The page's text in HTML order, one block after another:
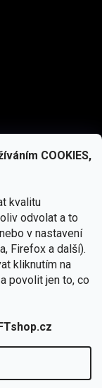
COOKIES,
kvalitu
odvolat a to
v nastavení
Firefox a další).
kliknutím na
povolit jen to, co
práva